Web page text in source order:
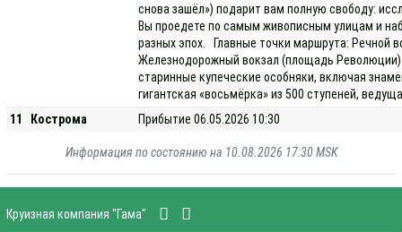
снова зашёл») подарит вам полную свободу:
Вы проедете по самым живописным улицам и
разных эпох. Главные точки маршрута: Речной
Железнодорожный вокзал (площадь Революции)
старинные купеческие особняки, включая
гигантская «восьмёрка» из 500 ступеней,
11
Кострома Прибытие 06.05.2026 10:30
Информация по состоянию на 10.08.2026 17:30 MSK
Круизная компания "Гама"